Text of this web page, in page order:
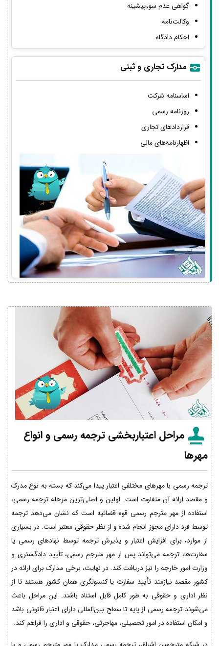
گواهی عدم سوءپیشینه
وکالت‌نامه
احکام دادگاه
مدارک تجاری و ثبتی
اساسنامه شرکت
روزنامه رسمی
قراردادهای تجاری
اظهارنامه‌های مالی
مراحل اعتباربخشی ترجمه رسمی و انواع
مهرها
ترجمه رسمی با مهرهای مختلفی اعتبار پیدا می‌کند که بسته به نوع مدرک
و مقصد ارائه آن متفاوت است. اولین و اصلی‌ترین مرحله ترجمه رسمی،
استفاده از مهر مترجم رسمی قوه قضائیه است که نشان می‌دهد ترجمه
توسط فرد دارای مجوز انجام شده و از نظر حقوقی معتبر است. در بسیاری
از موارد، برای افزایش اعتبار و پذیرش ترجمه توسط نهادهای رسمی یا
سفارت‌ها، ترجمه می‌تواند پس از مهر مترجم رسمی، تأیید دادگستری و
وزارت امور خارجه را نیز دریافت کند. در نهایت، برخی مدارک برای ارائه در
کشور مقصد نیازمند تأیید سفارت یا کنسولگری همان کشور هستند تا از
نظر اداری و حقوقی به طور کامل قابل استناد باشند. این مراحل باعث
می‌شوند ترجمه رسمی از پایه تا سطح بین‌المللی دارای اعتبار قانونی باشد
و امکان استفاده در امور تحصیلی، مهاجرتی، حقوقی و اداری را فراهم کند.